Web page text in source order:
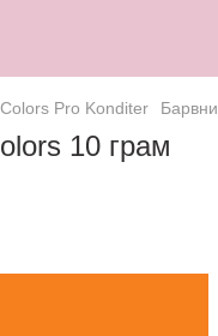
Pro Konditer
10 грам